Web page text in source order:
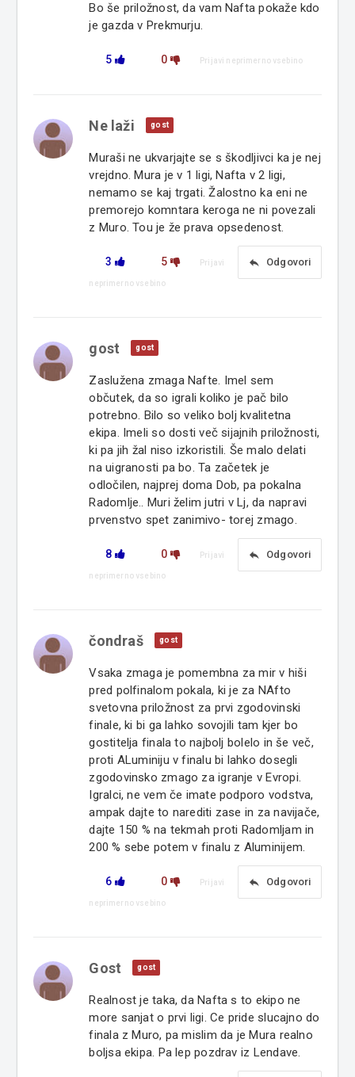
Bo še priložnost, da vam Nafta pokaže kdo
je gazda v Prekmurju.
5 0 Prijavi neprimerno vsebino
Ne laži gost
Muraši ne ukvarjajte se s škodljivci ka je nej
vrejdno. Mura je v 1 ligi, Nafta v 2 ligi,
nemamo se kaj trgati. Žalostno ka eni ne
premorejo komntara keroga ne ni povezali
z Muro. Tou je že prava opsedenost.
3 5 reply Odgovori
Prijavi
neprimerno vsebino
gost gost
Zaslužena zmaga Nafte. Imel sem
občutek, da so igrali koliko je pač bilo
potrebno. Bilo so veliko bolj kvalitetna
ekipa. Imeli so dosti več sijajnih priložnosti,
ki pa jih žal niso izkoristili. Še malo delati
na uigranosti pa bo. Ta začetek je
odločilen, najprej doma Dob, pa pokalna
Radomlje.. Muri želim jutri v Lj, da napravi
prvenstvo spet zanimivo- torej zmago.
8 0 reply Odgovori
Prijavi
neprimerno vsebino
čondraš gost
Vsaka zmaga je pomembna za mir v hiši
pred polfinalom pokala, ki je za NAfto
svetovna priložnost za prvi zgodovinski
finale, ki bi ga lahko sovojili tam kjer bo
gostitelja finala to najbolj bolelo in še več,
proti ALuminiju v finalu bi lahko dosegli
zgodovinsko zmago za igranje v Evropi.
Igralci, ne vem če imate podporo vodstva,
ampak dajte to narediti zase in za navijače,
dajte 150 % na tekmah proti Radomljam in
200 % sebe potem v finalu z Aluminijem.
6 0 reply Odgovori
Prijavi
neprimerno vsebino
Gost gost
Realnost je taka, da Nafta s to ekipo ne
more sanjat o prvi ligi. Ce pride slucajno do
finala z Muro, pa mislim da je Mura realno
boljsa ekipa. Pa lep pozdrav iz Lendave.